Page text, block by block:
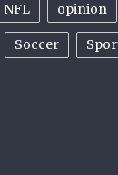
NFL opinion
Soccer